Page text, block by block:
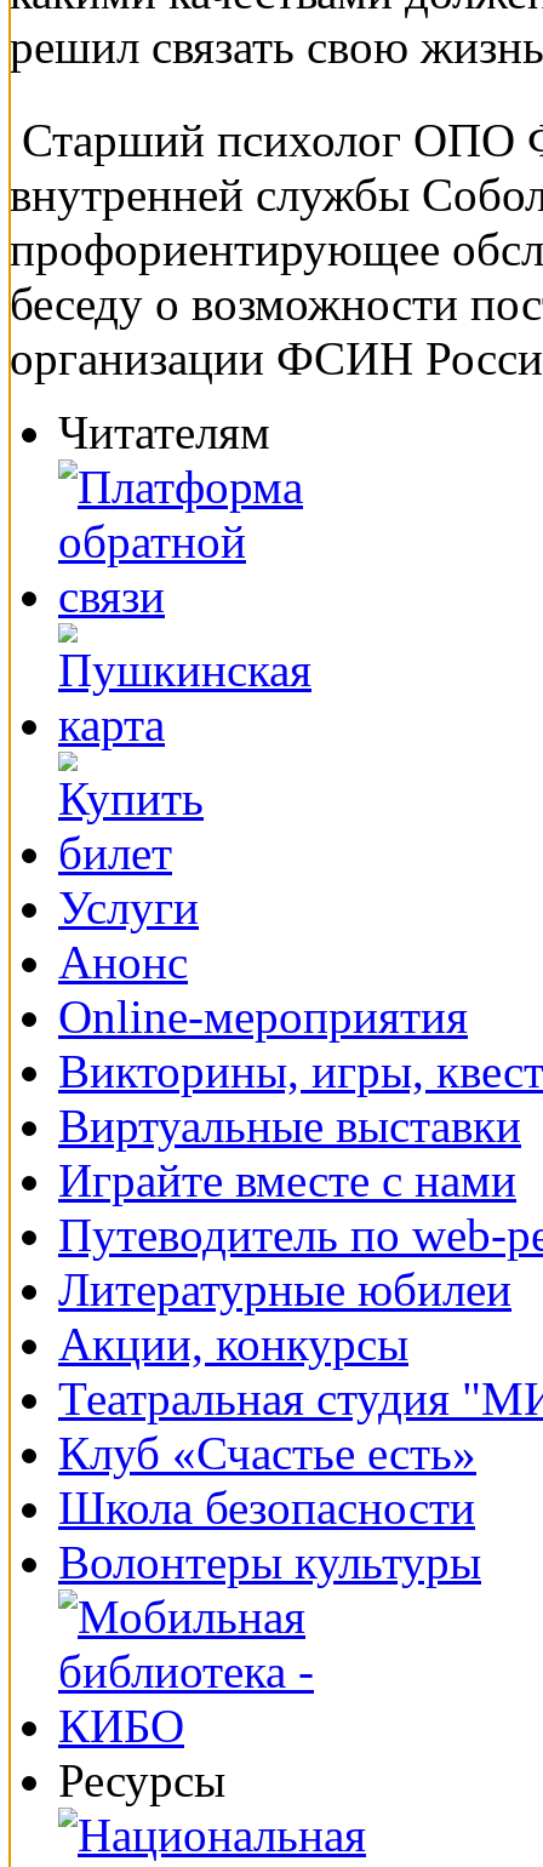
решил связать свою
Старший психолог
внутренней службы
профориентирующее
беседу о возможности
организации ФСИН
Читателям
Услуги
Анонс
Online-мероприятия
Викторины, игры,
Виртуальные выставки
Играйте вместе с нами
Путеводитель по web-
Литературные юбилеи
Акции, конкурсы
Театральная студия
Клуб «Счастье есть»
Школа безопасности
Волонтеры культуры
Ресурсы